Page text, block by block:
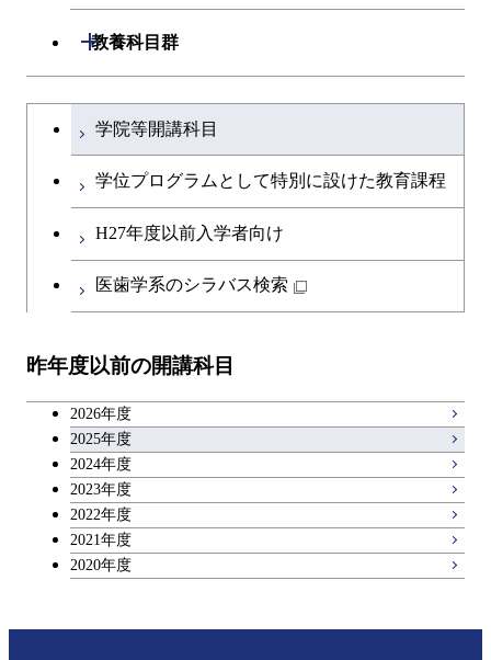
物質・情報卓越コース
物質・情報卓越コース
ライフエンジニアリングコ
ース
物質・情報卓越コース
建築学系
開閉
コース
都市・環境学コース
コース
都市・環境学コース
開閉
エネルギーコース
エネルギー・情報コース
エンジニアリングデザイン
原子核工学コース
物質・情報卓越コース
社会・人間科学コース
イノベーション科学系
イノベーション科学コース
人間医療科学技術コース
技術経営専門職学位課程
開閉
技術経営専門職学位課程
専門科目
教養科目群
開閉
文系教養科目
英語科目
第二外国語科目
キャリア科目
大学院課程を切り替える
学院等開講科目
学位プログラムとして特別に設けた教育課程
H27年度以前入学者向け
医歯学系のシラバス検索
昨年度以前の開講科目
2026年度
2025年度
2024年度
2023年度
2022年度
2021年度
2020年度